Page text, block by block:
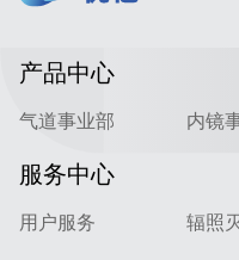
产品中心
气道事业部 内镜
服务中心
用户服务 辐照